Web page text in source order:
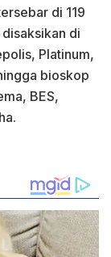
di 119
di
Platinum,
bioskop
BES,